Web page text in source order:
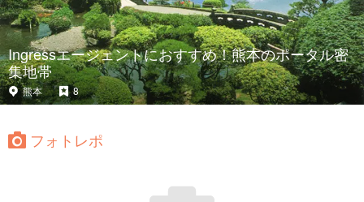
Ingressエージェントにおすすめ！熊本のポータル密
集地帯
熊本 8
フォトレポ